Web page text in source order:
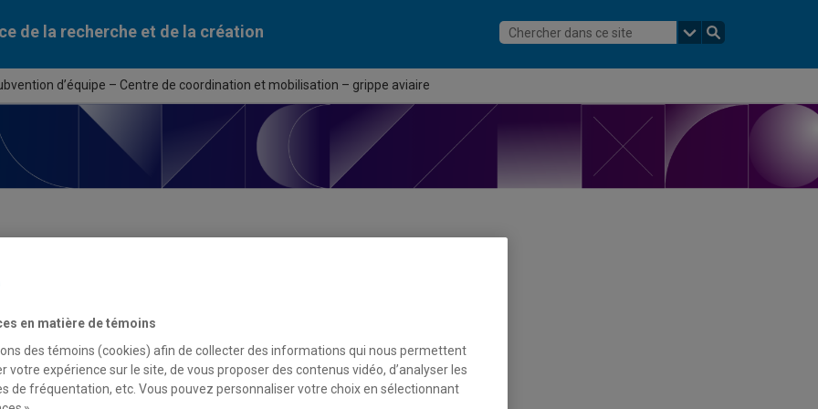
de la recherche et de la création
d’équipe – Centre de coordination et mobilisation – grippe aviaire
de financement
d’équipe – Centre de coordination et mobilisation – grippe aviaire
en matière de témoins
des témoins (cookies) afin de collecter des informations qui nous permettent
votre expérience sur le site, de vous proposer des contenus vidéo, d’analyser les
de fréquentation, etc. Vous pouvez personnaliser votre choix en sélectionnant